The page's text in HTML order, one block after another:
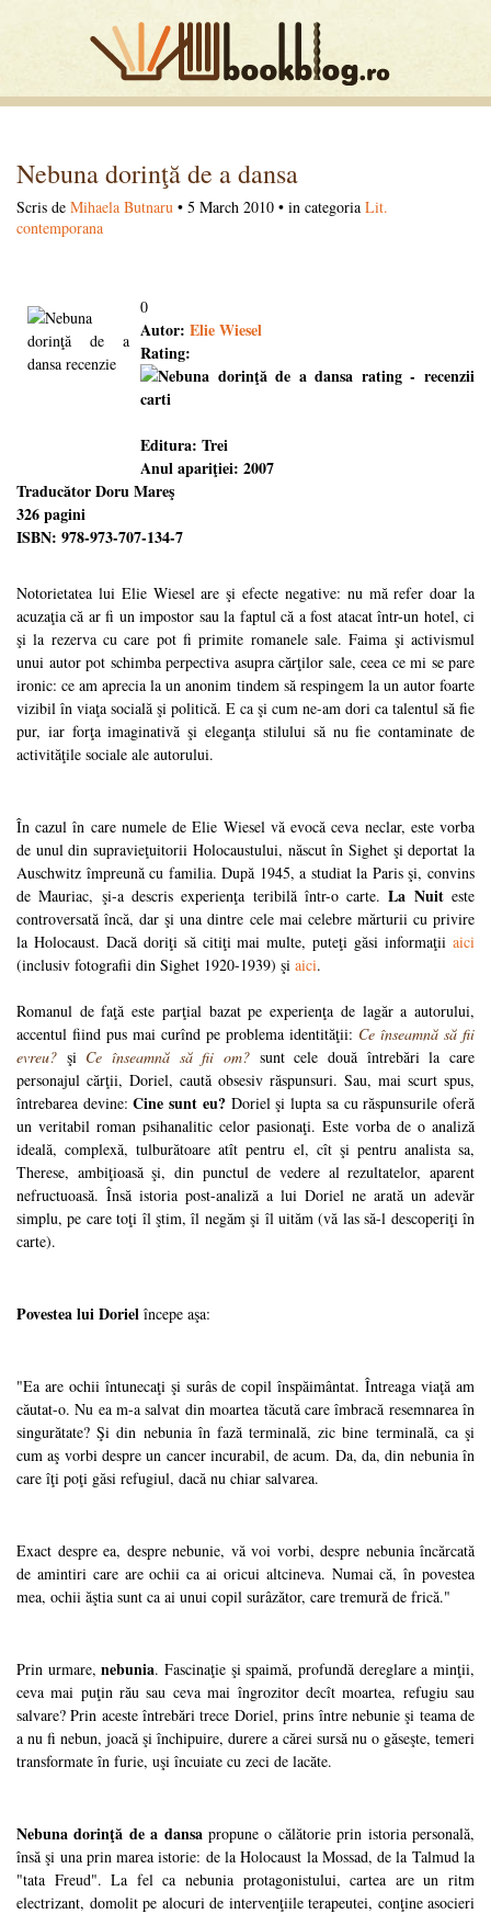
Nebuna dorinţă de a dansa
Scris de Mihaela Butnaru • 5 March 2010 • in categoria Lit.
contemporana
0
Autor: Elie Wiesel
Rating:
Editura: Trei
Anul apariţiei: 2007
Traducător Doru Mareş
326 pagini
ISBN: 978-973-707-134-7
Notorietatea lui Elie Wiesel are şi efecte negative: nu mă refer doar la
acuzaţia că ar fi un impostor sau la faptul că a fost atacat într-un hotel, ci
şi la rezerva cu care pot fi primite romanele sale. Faima şi activismul
unui autor pot schimba perpectiva asupra cărţilor sale, ceea ce mi se pare
ironic: ce am aprecia la un anonim tindem să respingem la un autor foarte
vizibil în viaţa socială şi politică. E ca şi cum ne-am dori ca talentul să fie
pur, iar forţa imaginativă şi eleganţa stilului să nu fie contaminate de
activităţile sociale ale autorului.
În cazul în care numele de Elie Wiesel vă evocă ceva neclar, este vorba
de unul din supravieţuitorii Holocaustului, născut în Sighet şi deportat la
Auschwitz împreună cu familia. După 1945, a studiat la Paris şi, convins
de Mauriac, şi-a descris experienţa teribilă într-o carte.La Nuiteste
controversată încă, dar şi una dintre cele mai celebre mărturii cu privire
la Holocaust. Dacă doriţi să citiţi mai multe, puteţi găsi informaţii aici
(inclusiv fotografii din Sighet 1920-1939) şi aici.
Romanul de faţă este parţial bazat pe experienţa de lagăr a autorului,
accentul fiind pus mai curînd pe problema identităţii: Ce înseamnă să fii
evreu? şi Ce înseamnă să fii om? sunt cele două întrebări la care
personajul cărţii, Doriel, caută obsesiv răspunsuri. Sau, mai scurt spus,
întrebarea devine:Cine sunt eu?Doriel şi lupta sa cu răspunsurile oferă
un veritabil roman psihanalitic celor pasionaţi. Este vorba de o analiză
ideală, complexă, tulburătoare atît pentru el, cît şi pentru analista sa,
Therese, ambiţioasă şi, din punctul de vedere al rezultatelor, aparent
nefructuoasă. Însă istoria post-analiză a lui Doriel ne arată un adevăr
simplu, pe care toţi îl ştim, îl negăm şi îl uităm (vă las să-l descoperiţi în
carte).
Povestea lui Doriel începe aşa:
"Ea are ochii întunecaţi şi surâs de copil înspăimântat. Întreaga viaţă am
căutat-o. Nu ea m-a salvat din moartea tăcută care îmbracă resemnarea în
singurătate? Şi din nebunia în fază terminală, zic bine terminală, ca şi
cum aş vorbi despre un cancer incurabil, de acum. Da, da, din nebunia în
care îţi poţi găsi refugiul, dacă nu chiar salvarea.
Exact despre ea, despre nebunie, vă voi vorbi, despre nebunia încărcată
de amintiri care are ochii ca ai oricui altcineva. Numai că, în povestea
mea, ochii ăştia sunt ca ai unui copil surâzător, care tremură de frică."
Prin urmare,nebunia. Fascinaţie şi spaimă, profundă dereglare a minţii,
ceva mai puţin rău sau ceva mai îngrozitor decît moartea, refugiu sau
salvare? Prin aceste întrebări trece Doriel, prins între nebunie şi teama de
a nu fi nebun, joacă şi închipuire, durere a cărei sursă nu o găseşte, temeri
transformate în furie, uşi încuiate cu zeci de lacăte.
Nebuna dorinţă de a dansapropune o călătorie prin istoria personală,
însă şi una prin marea istorie: de la Holocaust la Mossad, de la Talmud la
"tata Freud". La fel ca nebunia protagonistului, cartea are un ritm
electrizant, domolit pe alocuri de intervenţiile terapeutei, conţine asocieri